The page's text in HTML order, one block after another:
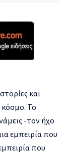
και
Το
-τον ήχο
εμπειρία που
που